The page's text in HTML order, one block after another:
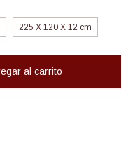
225 X 120 X 12 cm